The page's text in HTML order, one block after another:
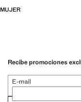
MUJER
Recibe promociones
E-mail